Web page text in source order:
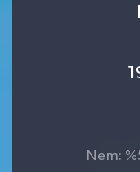
Nem: